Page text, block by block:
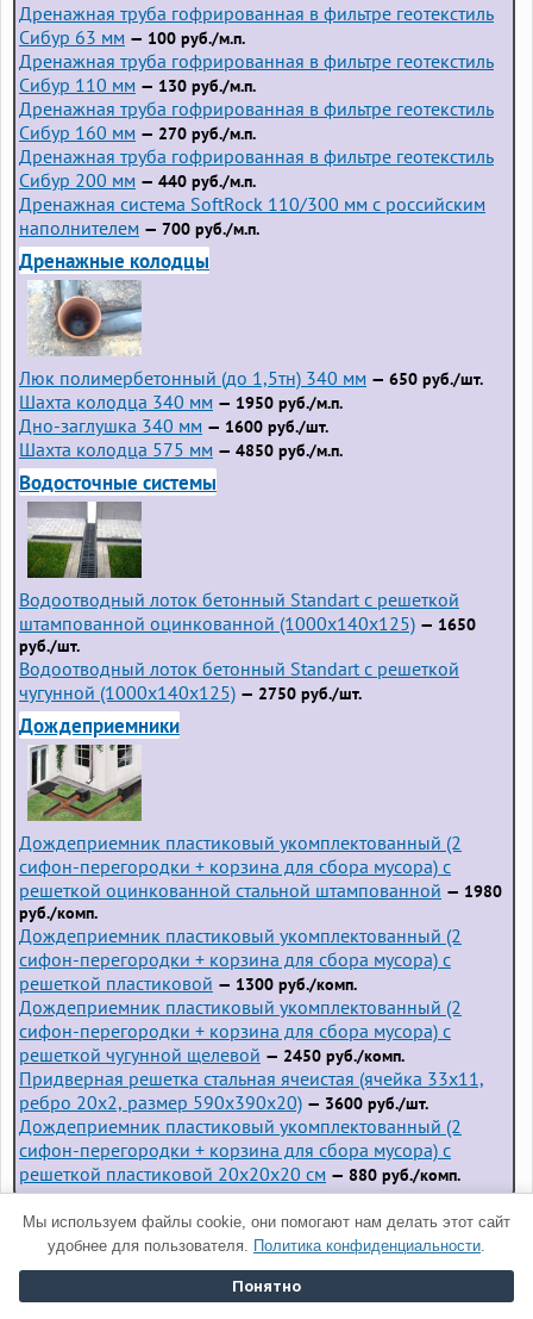
Дренажная труба гофрированная в фильтре геотекстиль
Сибур 63 мм — 100 руб./м.п.
Дренажная труба гофрированная в фильтре геотекстиль
Сибур 110 мм — 130 руб./м.п.
Дренажная труба гофрированная в фильтре геотекстиль
Сибур 160 мм — 270 руб./м.п.
Дренажная труба гофрированная в фильтре геотекстиль
Сибур 200 мм — 440 руб./м.п.
Дренажная система SoftRock 110/300 мм с российским
наполнителем — 700 руб./м.п.
Дренажные колодцы
Люк полимербетонный (до 1,5тн) 340 мм — 650 руб./шт.
Шахта колодца 340 мм — 1950 руб./м.п.
Дно-заглушка 340 мм — 1600 руб./шт.
Шахта колодца 575 мм — 4850 руб./м.п.
Водосточные системы
Водоотводный лоток бетонный Standart с решеткой
штампованной оцинкованной (1000x140x125) — 1650
руб./шт.
Водоотводный лоток бетонный Standart с решеткой
чугунной (1000x140x125) — 2750 руб./шт.
Дождеприемники
Дождеприемник пластиковый укомплектованный (2
сифон-перегородки + корзина для сбора мусора) с
решеткой оцинкованной стальной штампованной — 1980
руб./комп.
Дождеприемник пластиковый укомплектованный (2
сифон-перегородки + корзина для сбора мусора) с
решеткой пластиковой — 1300 руб./комп.
Дождеприемник пластиковый укомплектованный (2
сифон-перегородки + корзина для сбора мусора) с
решеткой чугунной щелевой — 2450 руб./комп.
Придверная решетка стальная ячеистая (ячейка 33x11,
ребро 20x2, размер 590x390x20) — 3600 руб./шт.
Дождеприемник пластиковый укомплектованный (2
сифон-перегородки + корзина для сбора мусора) с
решеткой пластиковой 20х20х20 см — 880 руб./комп.
Гофрированные трубы для водопровода —
вопросы-ответы
Какие гофрированные трубы для
Мы используем файлы cookie, они помогают нам делать этот сайт
удобнее для пользователя. Политика конфиденциальности.
Понятно